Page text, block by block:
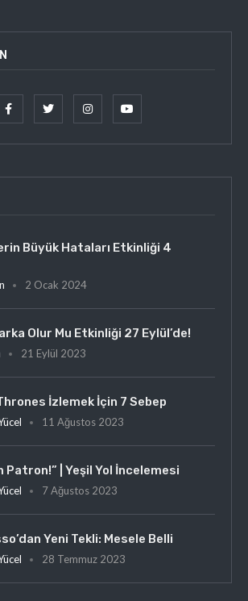
Büyük Hataları Etkinliği 4
2 Ocak 2024
Olur Mu Etkinliği 27 Eylül’de!
21 Eylül 2023
İzlemek İçin 7 Sebep
11 Ağustos 2023
Patron!” | Yeşil Yol İncelemesi
7 Ağustos 2023
Yeni Tekli: Mesele Belli
28 Temmuz 2023